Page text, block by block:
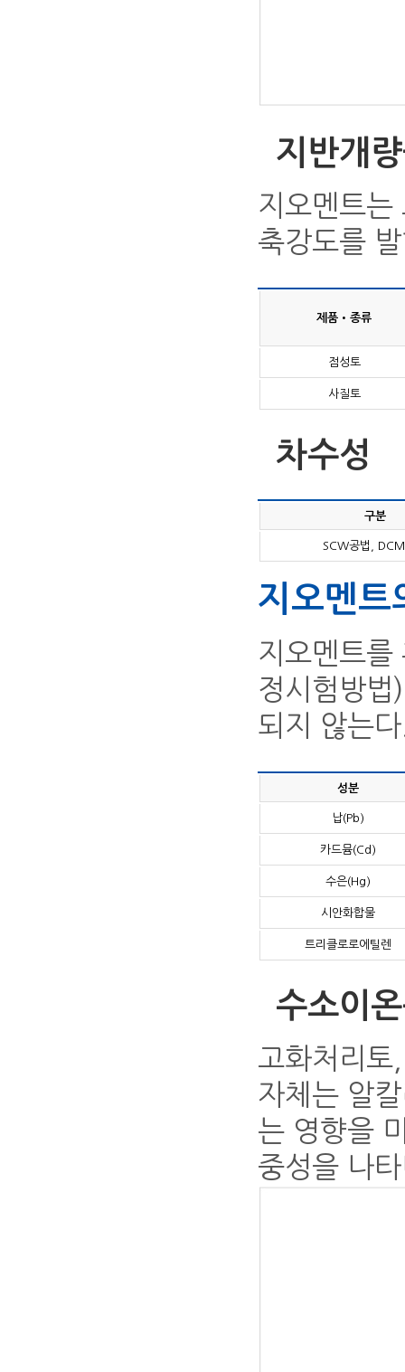
지반개
지오멘트는
축강도를
제품•종류
점성토
사질토
차수성
구분
SCW공법,
지오멘트
지오멘트를
정시험방법
되지 않는
성분
납(Pb)
카드뮴(Cd)
수은(Hg)
시안화합물
트리클로로에틸렌
수소이
고화처리토
자체는 알
는 영향을
중성을 나